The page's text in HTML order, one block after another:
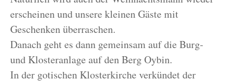
erscheinen und unsere kleinen Gäste mit
Geschenken überraschen.
Danach geht es dann gemeinsam auf die Burg-
und Klosteranlage auf den Berg Oybin.
In der gotischen Klosterkirche verkündet der